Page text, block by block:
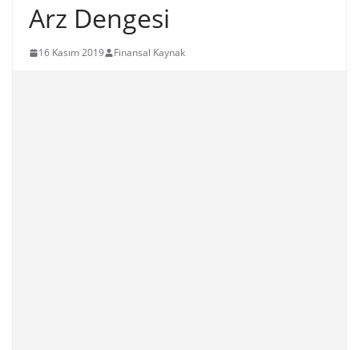
Arz Dengesi
16 Kasım 2019 Finansal Kaynak